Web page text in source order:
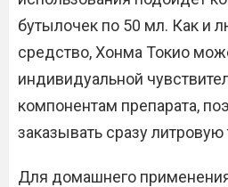
бутылочек по 50 мл. Как и
средство, Хонма Токио
индивидуальной
компонентам препарата,
заказывать сразу литровую
Для домашнего